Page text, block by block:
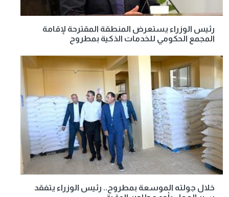
رئيس الوزراء يستعرض المنطقة المقترحة لإقامة
المجمع الحكومي للخدمات الذكية بمطروح
خلال جولته الموسعة بمطروح.. رئيس الوزراء يتفقد